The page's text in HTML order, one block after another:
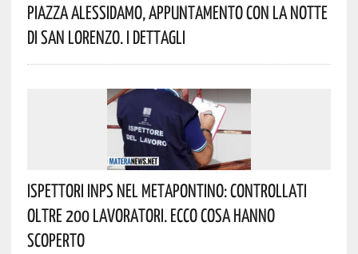
Piazza Alessidamo, Appuntamento Con La Notte
Di San Lorenzo. I Dettagli
Ispettori INPS Nel Metapontino: Controllati
Oltre 200 Lavoratori. Ecco Cosa Hanno
Scoperto